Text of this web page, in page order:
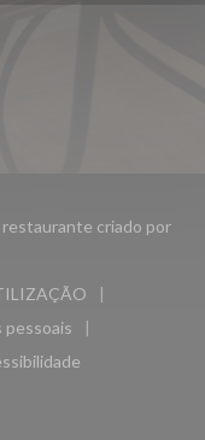
criado por
numa nova janela))
((abre numa nova janela))
pessoais
nova janela))
janela))